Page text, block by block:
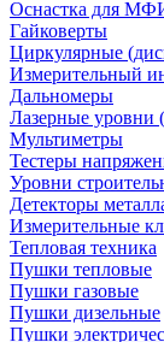
Оснастка для
Гайковерты
Циркулярные
Измерительный
Дальномеры
Лазерные уровни
Мультиметры
Тестеры
Уровни
Детекторы
Измерительные
Тепловая техника
Пушки тепловые
Пушки газовые
Пушки дизельные
Пушки